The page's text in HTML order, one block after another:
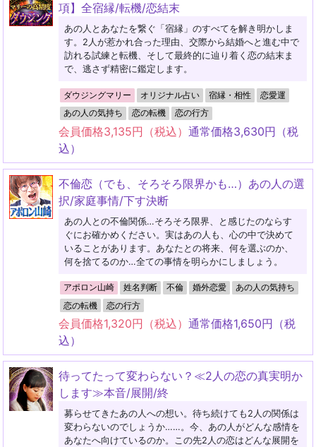
項】全宿縁/転機/恋結末
あの人とあなたを繋ぐ「宿縁」のすべてを解き明かしま
す。2人が惹かれ合った理由、交際から結婚へと進む中で
訪れる試練と転機、そして最終的に辿り着く恋の結末ま
で、逃さず精密に鑑定します。
ダウジングマリー オリジナル占い 宿縁・相性
恋愛運
あの人の気持ち
恋の転機 恋の行方
会員価格3,135円（税込）通常価格3,630円（税
込）
不倫恋（でも、そろそろ限界かも…）あの人の選
択/家庭事情/下す決断
あの人との不倫関係…そろそろ限界、と感じたのならす
ぐにお確かめください。実はあの人も、心の中で決めて
いることがあります。あなたとの将来、何を選ぶのか、
何を捨てるのか…全ての事情を明らかにしましょう。
アポロン山崎 姓名判断 不倫 婚外恋愛
あの人の気持ち
恋の転機
恋の行方
会員価格1,320円（税込）通常価格1,650円（税
込）
待ってたって変わらない？≪2人の恋の真実明か
します≫本音/展開/終
募らせてきたあの人への想い。待ち続けても2人の関係は
変わらないのでしょうか……。今、あの人がどんな感情を
あなたへ向けているのか。この先2人の恋はどんな展開を